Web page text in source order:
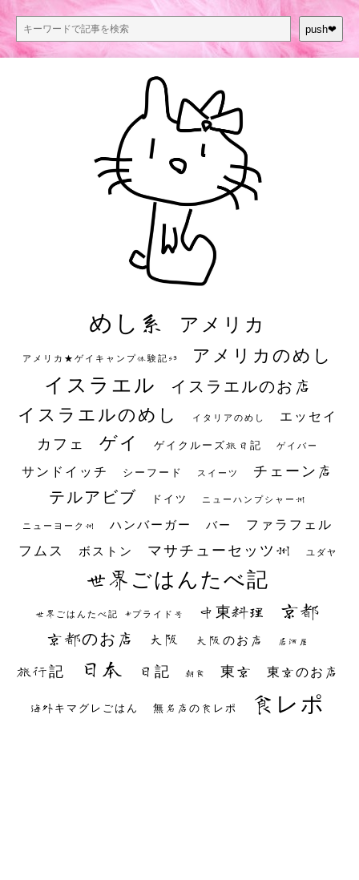
push❤︎
めし系 アメリカ
アメリカ★ゲイキャンプ体験記S3 アメリカのめし
イスラエル イスラエルのお店
イスラエルのめし イタリアのめし エッセイ
カフェ ゲイ ゲイクルーズ旅日記 ゲイバー
サンドイッチ シーフード スイーツ チェーン店
テルアビブ ドイツ ニューハンプシャー州
ニューヨーク州 ハンバーガー バー ファラフェル
フムス ボストン マサチューセッツ州 ユダヤ
世界ごはんたべ記
世界ごはんたべ記 #プライド号 中東料理 京都
京都のお店 大阪 大阪のお店 居酒屋
旅行記 日本 日記 朝食 東京 東京のお店
海外キマグレごはん 無名店の食レポ 食レポ